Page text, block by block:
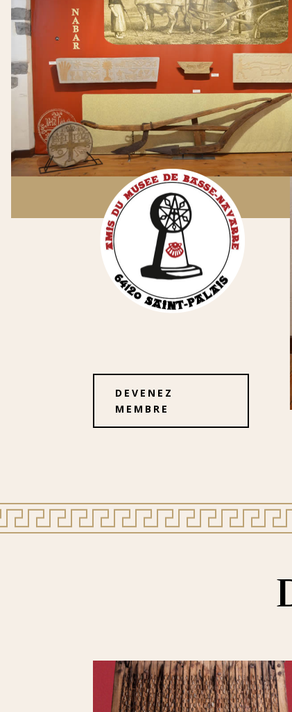
DEVENEZ
MEMBRE